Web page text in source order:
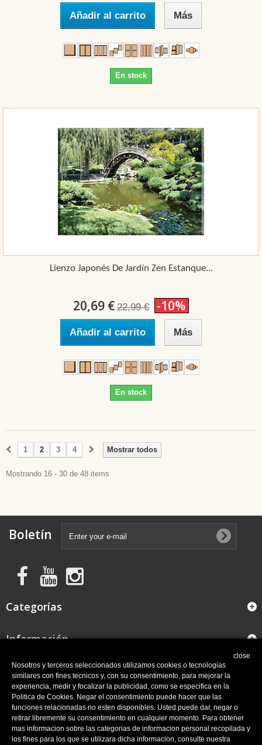
Añadir al carrito Más
En stock
Lienzo Japonés De Jardín Zen Estanque...
20,69 € 22,99 € -10%
Añadir al carrito Más
En stock
Mostrar todos
1 2 3 4
Mostrando 16 - 30 de 48 items
Boletín
Categorías
Información
Mi cuenta
Información Cuadrolienzo Damaro
close
Nosotros y terceros seleccionados utilizamos cookies o tecnologias
similares con fines tecnicos y, con su consentimiento, para mejorar la
experiencia, medir y focalizar la publicidad, como se especifica en la
Politica de Cookies. Negar el consentimiento puede hacer que las
funciones relacionadas no esten disponibles. Usted puede dar, negar o
retirar libremente su consentimiento en cualquier momento. Para obtener
mas informacion sobre las categorias de informacion personal recopilada y
los fines para los que se utilizara dicha informacion, consulte nuestra